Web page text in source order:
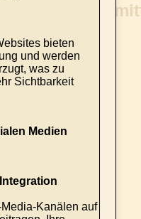
bieten
und werden
was zu
Sichtbarkeit
Medien
Kanälen auf